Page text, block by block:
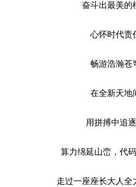
奋斗出最美的
心怀时代责
畅游浩瀚苍
在全新天地
用拼搏中追逐
算力绵延山峦，代码
走过一座座长大人全